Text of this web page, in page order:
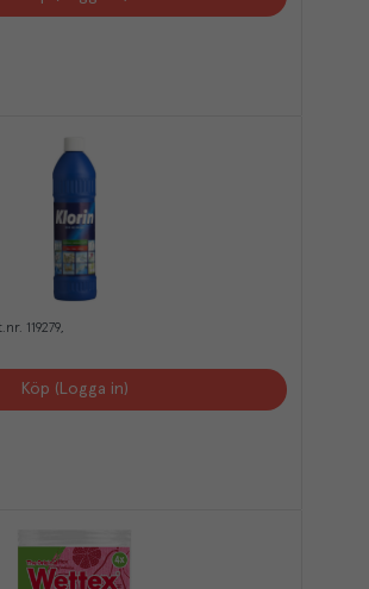
119279
Köp (Logga in)